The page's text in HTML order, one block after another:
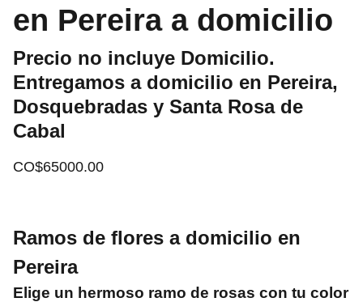
en Pereira a domicilio
Precio no incluye Domicilio.
Entregamos a domicilio en Pereira,
Dosquebradas y Santa Rosa de
Cabal
CO$65000.00
Ramos de flores a domicilio en
Pereira
Elige un hermoso ramo de rosas con tu color